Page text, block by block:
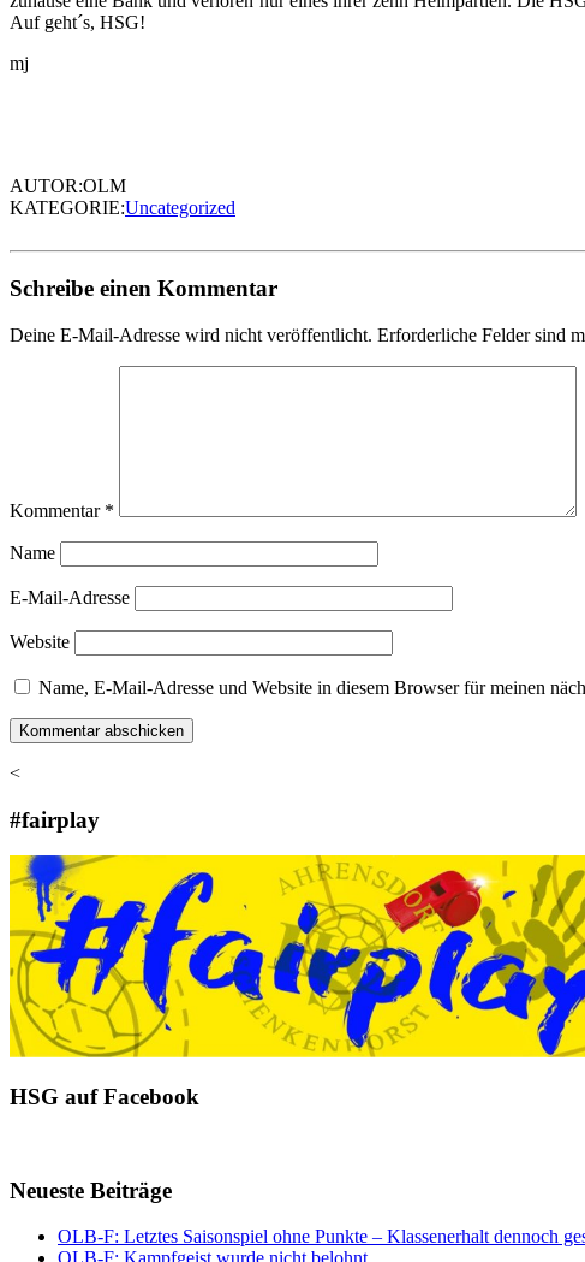
Auf geht´s, HSG!
mj
AUTOR:OLM
KATEGORIE:Uncategorized
Schreibe einen Kommentar
Deine E-Mail-Adresse wird nicht veröffentlicht. Erforderliche Felder sind
Kommentar *
Name
E-Mail-Adresse
Website
Name, E-Mail-Adresse und Website in diesem Browser für meinen
<
#fairplay
HSG auf Facebook
Neueste Beiträge
OLB-F: Letztes Saisonspiel ohne Punkte – Klassenerhalt dennoch